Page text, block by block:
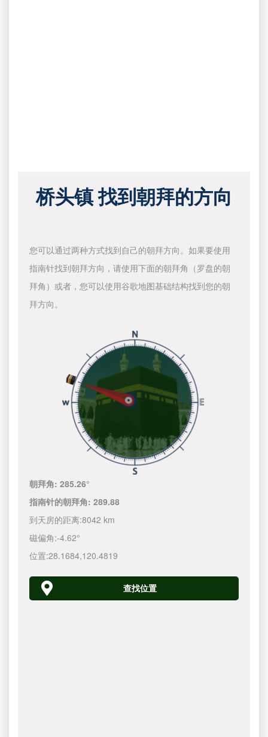
桥头镇 找到朝拜的方向
您可以通过两种方式找到自己的朝拜方向。如果要使用
指南针找到朝拜方向，请使用下面的朝拜角（罗盘的朝
拜角）或者，您可以使用谷歌地图基础结构找到您的朝
拜方向。
朝拜角:285.26°
指南针的朝拜角:289.88
到天房的距离:8042 km
磁偏角:-4.62°
位置:28.1684,120.4820
查找位置